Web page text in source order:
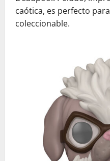
caótica, es perfecto
coleccionable.